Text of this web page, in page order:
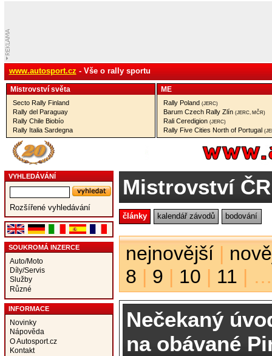
www.autosport.cz - Vše o rally sportu
Mistrovství­ světa
Secto Rally Finland
Rally del Paraguay
Rally Chile Biobío
Rally Italia Sardegna
ME
Rally Poland (JERC)
Barum Czech Rally Zlín (JERC, MČR)
Rali Ceredigion (JERC)
Rally Five Cities North of Portugal
VYHLEDÁVÁNÍ
Rozšířené vyhledávání
SOUKROMÁ INZERCE
Auto/Moto
Díly/Servis
Služby
Různé
INFORMACE
Novinky
Nápověda
O Autosport.cz
Kontakt
Mistrovství
články kalendář závodů bodování
nejnovější|
8 | 9 | 10 | 11 |
Nečekaný
na obávané